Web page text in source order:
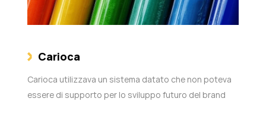
Carioca
Carioca utilizzava un sistema datato che non poteva
essere di supporto per lo sviluppo futuro del brand